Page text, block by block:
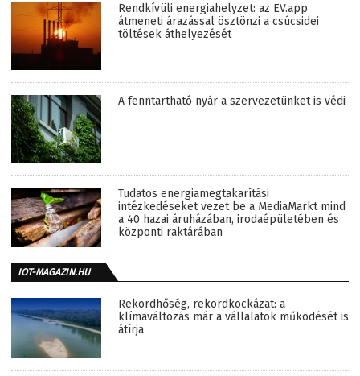
Rendkívüli energiahelyzet: az EV.app
átmeneti árazással ösztönzi a csúcsidei
töltések áthelyezését
A fenntartható nyár a szervezetünket is védi
Tudatos energiamegtakarítási
intézkedéseket vezet be a MediaMarkt mind
a 40 hazai áruházában, irodaépületében és
központi raktárában
IOT-MAGAZIN.HU
Rekordhőség, rekordkockázat: a
klímaváltozás már a vállalatok működését is
átírja